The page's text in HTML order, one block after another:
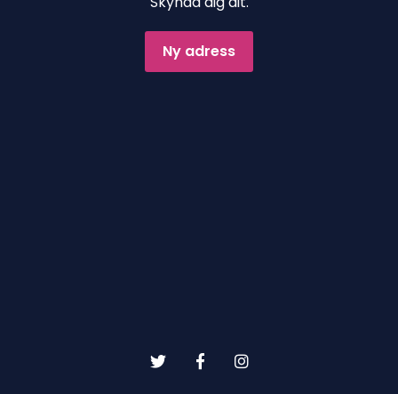
Ny adress
Get Notified